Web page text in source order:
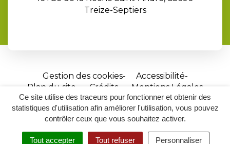
Ce site utilise des traceurs pour fonctionner et obtenir des
statistiques d'utilisation afin améliorer l'utilisation, vous pouvez
contrôler ceux que vous souhaitez activer.
Tout accepter Tout refuser Personnaliser
Treize-Septiers
Gestion des cookies
Accessibilité
Plan du site
Crédits
Mentions Légales
Site
réalisé
par
Inovagora